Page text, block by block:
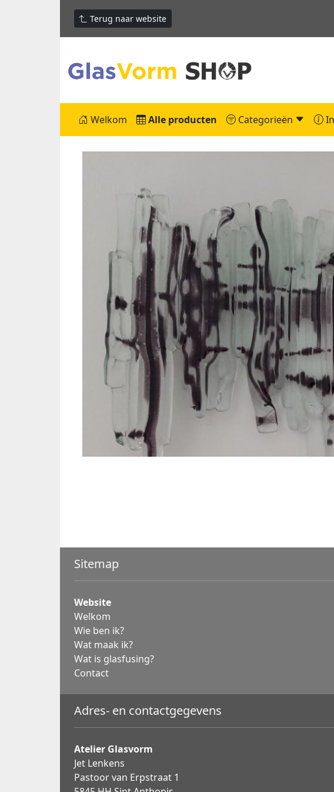
Terug naar website
Welkom Alle producten Categorieën
Sitemap
Website
Welkom
Wie ben ik?
Wat maak ik?
Wat is glasfusing?
Contact
Adres- en contactgegevens
Atelier Glasvorm
Jet Lenkens
Pastoor van Erpstraat 1